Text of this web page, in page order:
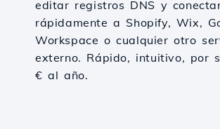
editar registros DNS y
rápidamente a Shopify, Wix,
Workspace o cualquier otro
externo. Rápido, intuitivo, por
€ al año.